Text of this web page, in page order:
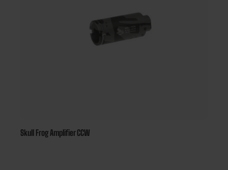
Skull Frog Amplifier CCW